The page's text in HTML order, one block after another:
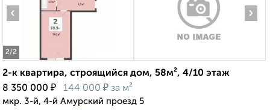
2/2
‹ ›
2-к квартира, строящийся дом, 58м², 4/10 этаж
8 350 000 ₽ 144 000 ₽ за м²
мкр. 3-й, 4-й Амурский проезд 5